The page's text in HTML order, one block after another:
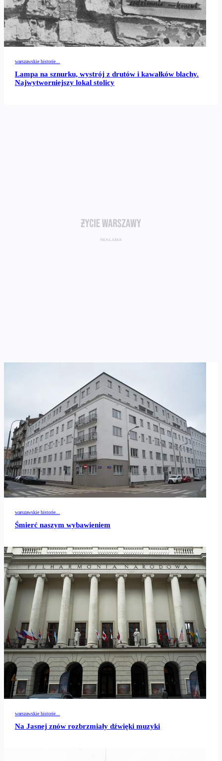
warszawskie historie...
Lampa na sznurku, wystrój z drutów i kawałków blachy.
Najwytworniejszy lokal stolicy
warszawskie historie...
Śmierć naszym wybawieniem
warszawskie historie...
Na Jasnej znów rozbrzmiały dźwięki muzyki